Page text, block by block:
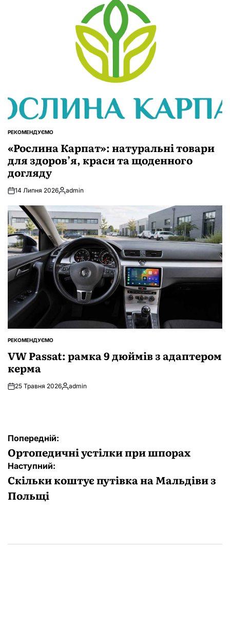
ОПУБЛІКУВАТИ
РЕКОМЕНДУЄМО
«Рослина Карпат»: натуральні товари
для здоров’я, краси та щоденного
догляду
14 Липня 2026Опубліковано
admin
ОПУБЛІКУВАТИ
РЕКОМЕНДУЄМО
VW Passat: рамка 9 дюймів з адаптером
керма
25 Травня 2026Опубліковано
admin
Навігація
записів
Попередній:
Ортопедичні устілки при шпорах
Наступний:
Скільки коштує путівка на Мальдіви з
Польщі